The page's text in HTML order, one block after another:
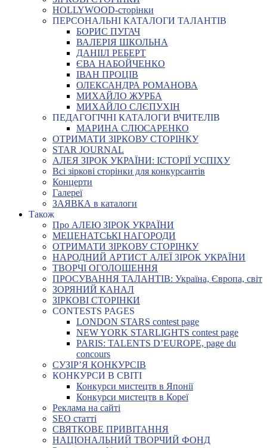
HOLLYWOOD-сторінки
ПЕРСОНАЛЬНІ КАТАЛОГИ ТАЛАНТІВ
БОРИС ПУГАЧ
ВАЛЕРІЯ ШКОЛЬНА
ДАНІІЛ РЕБЕРТ
ЄВА НАБОЙЧЕНКО
ІВАН ПРОЦІВ
ОЛЕКСАНДРА РОМАНОВА
МИХАЙЛО ЖУРБА
МИХАЙЛО СЛЄПУХІН
ПЕДАГОГІЧНІ КАТАЛОГИ ВЧИТЕЛІВ
МАРИНА СЛЮСАРЕНКО
ОТРИМАТИ ЗІРКОВУ СТОРІНКУ
STAR JOURNAL
АЛЕЯ ЗІРОК УКРАЇНИ: ІСТОРІЇ УСПІХУ
Всі зіркові сторінки для конкурсантів
Концерти
Галереї
ЗАЯВКА в каталоги
Також
Про АЛЕЮ ЗІРОК УКРАЇНИ
МЕЦЕНАТСЬКІ НАГОРОДИ
ОТРИМАТИ ЗІРКОВУ СТОРІНКУ
НАРОДНИЙ АРТИСТ АЛЕЇ ЗІРОК УКРАЇНИ
ТВОРЧІ ОГОЛОШЕННЯ
ПРОСУВАННЯ ТАЛАНТІВ: Україна, Європа, світ
ЗОРЯНИЙ КАНАЛ
ЗІРКОВІ СТОРІНКИ
CONTESTS PAGES
LONDON STARS contest page
NEW YORK STARLIGHTS contest page
PARIS: TALENTS D’EUROPE, page du
concours
СУЗІР’Я КОНКУРСІВ
КОНКУРСИ В СВІТІ
Конкурси мистецтв в Японії
Конкурси мистецтв в Кореї
Реклама на сайті
SEO статті
СВЯТКОВЕ ПРИВІТАННЯ
НАЦІОНАЛЬНИЙ ТВОРЧИЙ ФОНД